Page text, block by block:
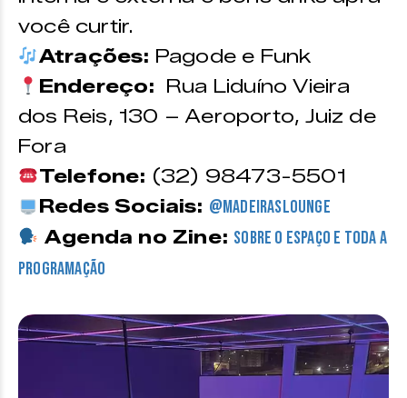
você curtir.
Atrações: Pagode e Funk
Endereço:
Rua Liduíno Vieira
dos Reis, 130 – Aeroporto, Juiz de
Fora
Telefone: (32) 98473-5501
Redes Sociais: @madeiraslounge
Agenda no Zine: sobre o espaço e toda a
programação